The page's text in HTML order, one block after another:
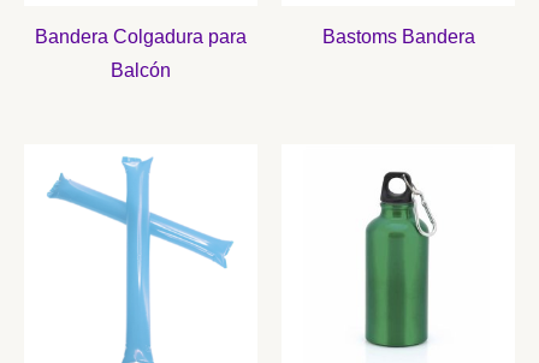
Bandera Colgadura para
Balcón
Bastoms Bandera